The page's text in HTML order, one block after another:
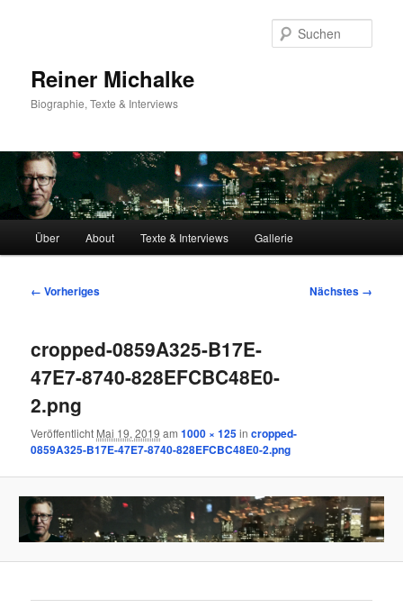
Reiner Michalke
Biographie, Texte & Interviews
Hauptmenü
Über About Texte & Interviews Gallerie
Bilder-
← Vorheriges Nächstes →
cropped-0859A325-B17E-
47E7-8740-828EFCBC48E0-
2.png
Veröffentlicht Mai 19, 2019 am1000 × 125incropped-
0859A325-B17E-47E7-8740-828EFCBC48E0-2.png